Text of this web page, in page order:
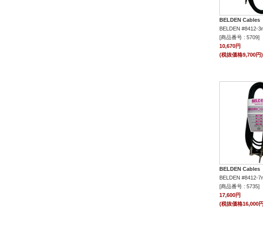
BELDEN Cables
BELDEN #8412-
[商品番号 : 5709]
10,670円
(税抜価格9,700円)
BELDEN Cables
BELDEN #8412-
[商品番号 : 5735]
17,600円
(税抜価格16,000